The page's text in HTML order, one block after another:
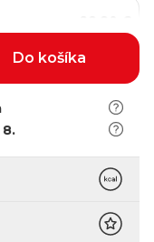
Do košíka
8.